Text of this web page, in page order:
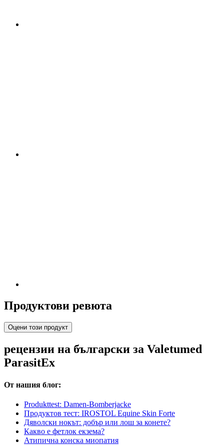
Продуктови ревюта
Оцени този продукт
рецензии на български за Valetumed
ParasitEx
От нашия блог:
Produkttest: Damen-Bomberjacke
Продуктов тест: IROSTOL Equine Skin Forte
Дяволски нокът: добър или лош за конете?
Какво е фетлок екзема?
Атипична конска миопатия